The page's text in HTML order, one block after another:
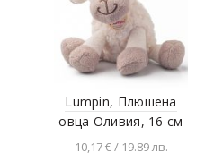
Lumpin, Плюшена
овца Оливия, 16 см
10,17 € / 19.89 лв.